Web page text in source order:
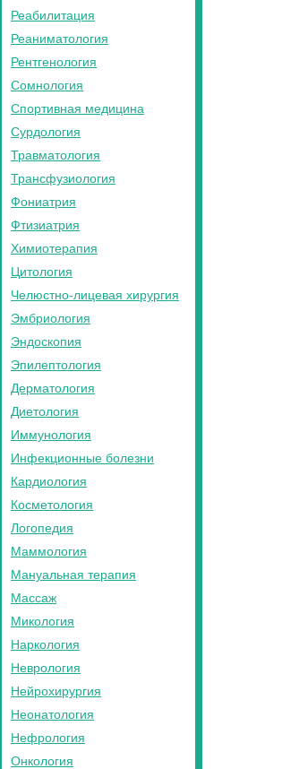
Реабилитация
Реаниматология
Рентгенология
Сомнология
Спортивная медицина
Сурдология
Травматология
Трансфузиология
Фониатрия
Фтизиатрия
Химиотерапия
Цитология
Челюстно-лицевая хирургия
Эмбриология
Эндоскопия
Эпилептология
Дерматология
Диетология
Иммунология
Инфекционные болезни
Кардиология
Косметология
Логопедия
Маммология
Мануальная терапия
Массаж
Микология
Наркология
Неврология
Нейрохирургия
Неонатология
Нефрология
Онкология